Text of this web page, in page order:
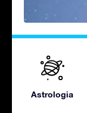
Astrologia